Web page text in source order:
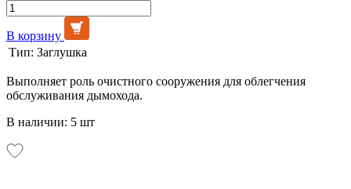
В корзину
Тип: Заглушка
Выполняет роль очистного сооружения для облегчения
обслуживания дымохода.
В наличии: 5 шт